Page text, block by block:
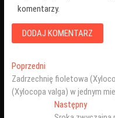
komentarzy.
Nawigacja
wpisu
PoprzedniPoprzedni
wpis:
Zadrzechnię fioletowa
(Xylocopa valga) w jednym
NastępnyNastępny